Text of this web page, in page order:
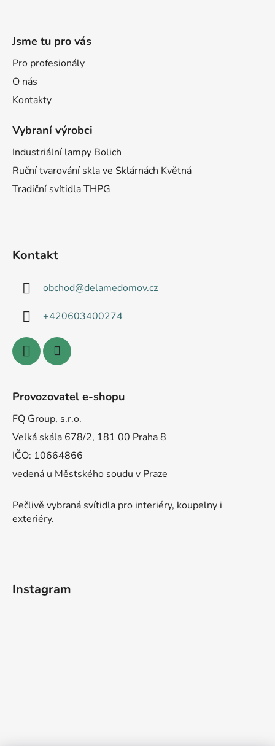
Jsme tu pro vás
Pro profesionály
O nás
Kontakty
Vybraní výrobci
Industriální lampy Bolich
Ruční tvarování skla ve Sklárnách Květná
Tradiční svítidla THPG
Kontakt
obchod@delamedomov.cz
+420603400274
Provozovatel e-shopu
FQ Group, s.r.o.
Velká skála 678/2, 181 00 Praha 8
IČO: 10664866
vedená u Městského soudu v Praze
Pečlivě vybraná svítidla pro interiéry, koupelny i
exteriéry.
Instagram